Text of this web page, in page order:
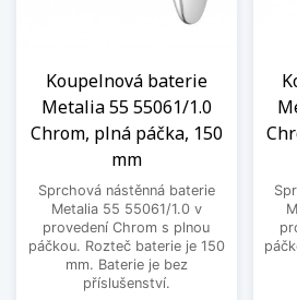
Koupelnová baterie
Metalia 55 55061/1.0
Chrom, plná páčka, 150
mm
Sprchová nástěnná baterie
Metalia 55 55061/1.0 v
provedení Chrom s plnou
páčkou. Rozteč baterie je 150
mm. Baterie je bez
příslušenství.